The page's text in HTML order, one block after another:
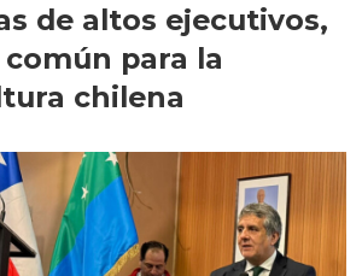
de altos ejecutivos,
para la
chilena